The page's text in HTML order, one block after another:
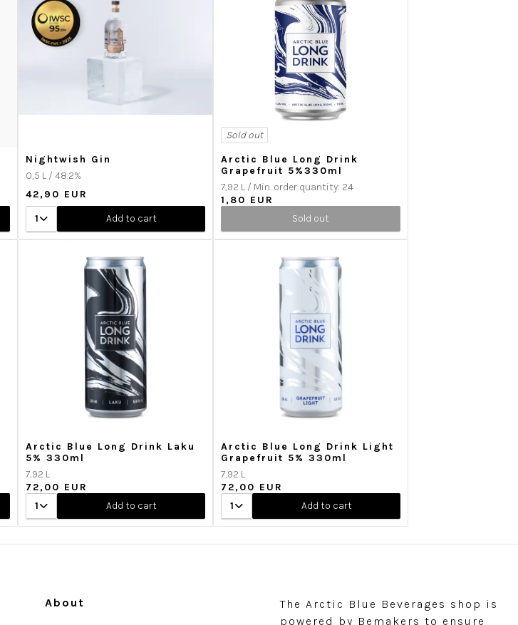
Nightwish Gin
0,5 L / 48.2%
42,90 EUR
1
Add to cart
Sold out
Arctic Blue Long Drink
Grapefruit 5%330ml
7,92 L / Min. order quantity: 24
1,80 EUR
Sold out
Arctic Blue Long Drink Laku
5% 330ml
7,92 L
72,00 EUR
1
Add to cart
Arctic Blue Long Drink Light
Grapefruit 5% 330ml
7,92 L
72,00 EUR
1
Add to cart
About
The Arctic Blue Beverages shop is
powered by Bemakers to ensure